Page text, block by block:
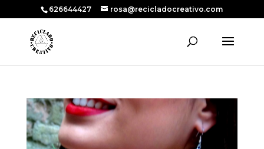
626644427 rosa@recicladocreativo.com